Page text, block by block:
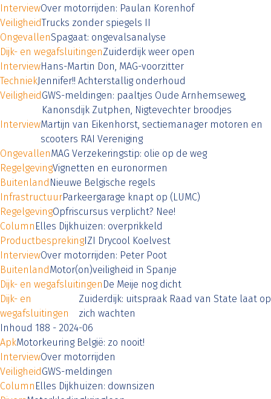
InterviewOver motorrijden: Paulan Korenhof
VeiligheidTrucks zonder spiegels II
OngevallenSpagaat: ongevalsanalyse
Dijk- en wegafsluitingenZuiderdijk weer open
InterviewHans-Martin Don, MAG-voorzitter
TechniekJennifer!! Achterstallig onderhoud
VeiligheidGWS-meldingen: paaltjes Oude Arnhemseweg,
Kanonsdijk Zutphen, Nigtevechter broodjes
InterviewMartijn van Eikenhorst, sectiemanager motoren en
scooters RAI Vereniging
OngevallenMAG Verzekeringstip: olie op de weg
RegelgevingVignetten en euronormen
Buitenland Nieuwe Belgische regels
InfrastructuurParkeergarage knapt op (LUMC)
RegelgevingOpfriscursus verplicht? Nee!
Column Elles Dijkhuizen: overprikkeld
ProductbesprekingIZI Drycool Koelvest
InterviewOver motorrijden: Peter Poot
BuitenlandMotor(on)veiligheid in Spanje
Dijk- en wegafsluitingen De Meije nog dicht
Dijk- en
wegafsluitingen
Zuiderdijk: uitspraak Raad van State laat op
zich wachten
Inhoud 188 - 2024-06
ApkMotorkeuring België: zo nooit!
InterviewOver motorrijden
VeiligheidGWS-meldingen
Column Elles Dijkhuizen: downsizen